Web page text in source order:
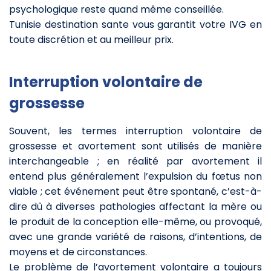
psychologique reste quand même conseillée.
Tunisie destination sante vous garantit votre IVG en
toute discrétion et au meilleur prix.
Interruption volontaire de
grossesse
Souvent, les termes interruption volontaire de
grossesse et avortement sont utilisés de manière
interchangeable ; en réalité par avortement il
entend plus généralement l’expulsion du fœtus non
viable ; cet événement peut être spontané, c’est-à-
dire dû à diverses pathologies affectant la mère ou
le produit de la conception elle-même, ou provoqué,
avec une grande variété de raisons, d’intentions, de
moyens et de circonstances.
Le problème de l’avortement volontaire a toujours